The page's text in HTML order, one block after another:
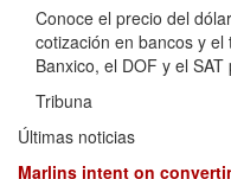
Conoce el precio del
cotización en bancos y
Banxico, el DOF y el
Tribuna
Últimas noticias
Marlins intent on